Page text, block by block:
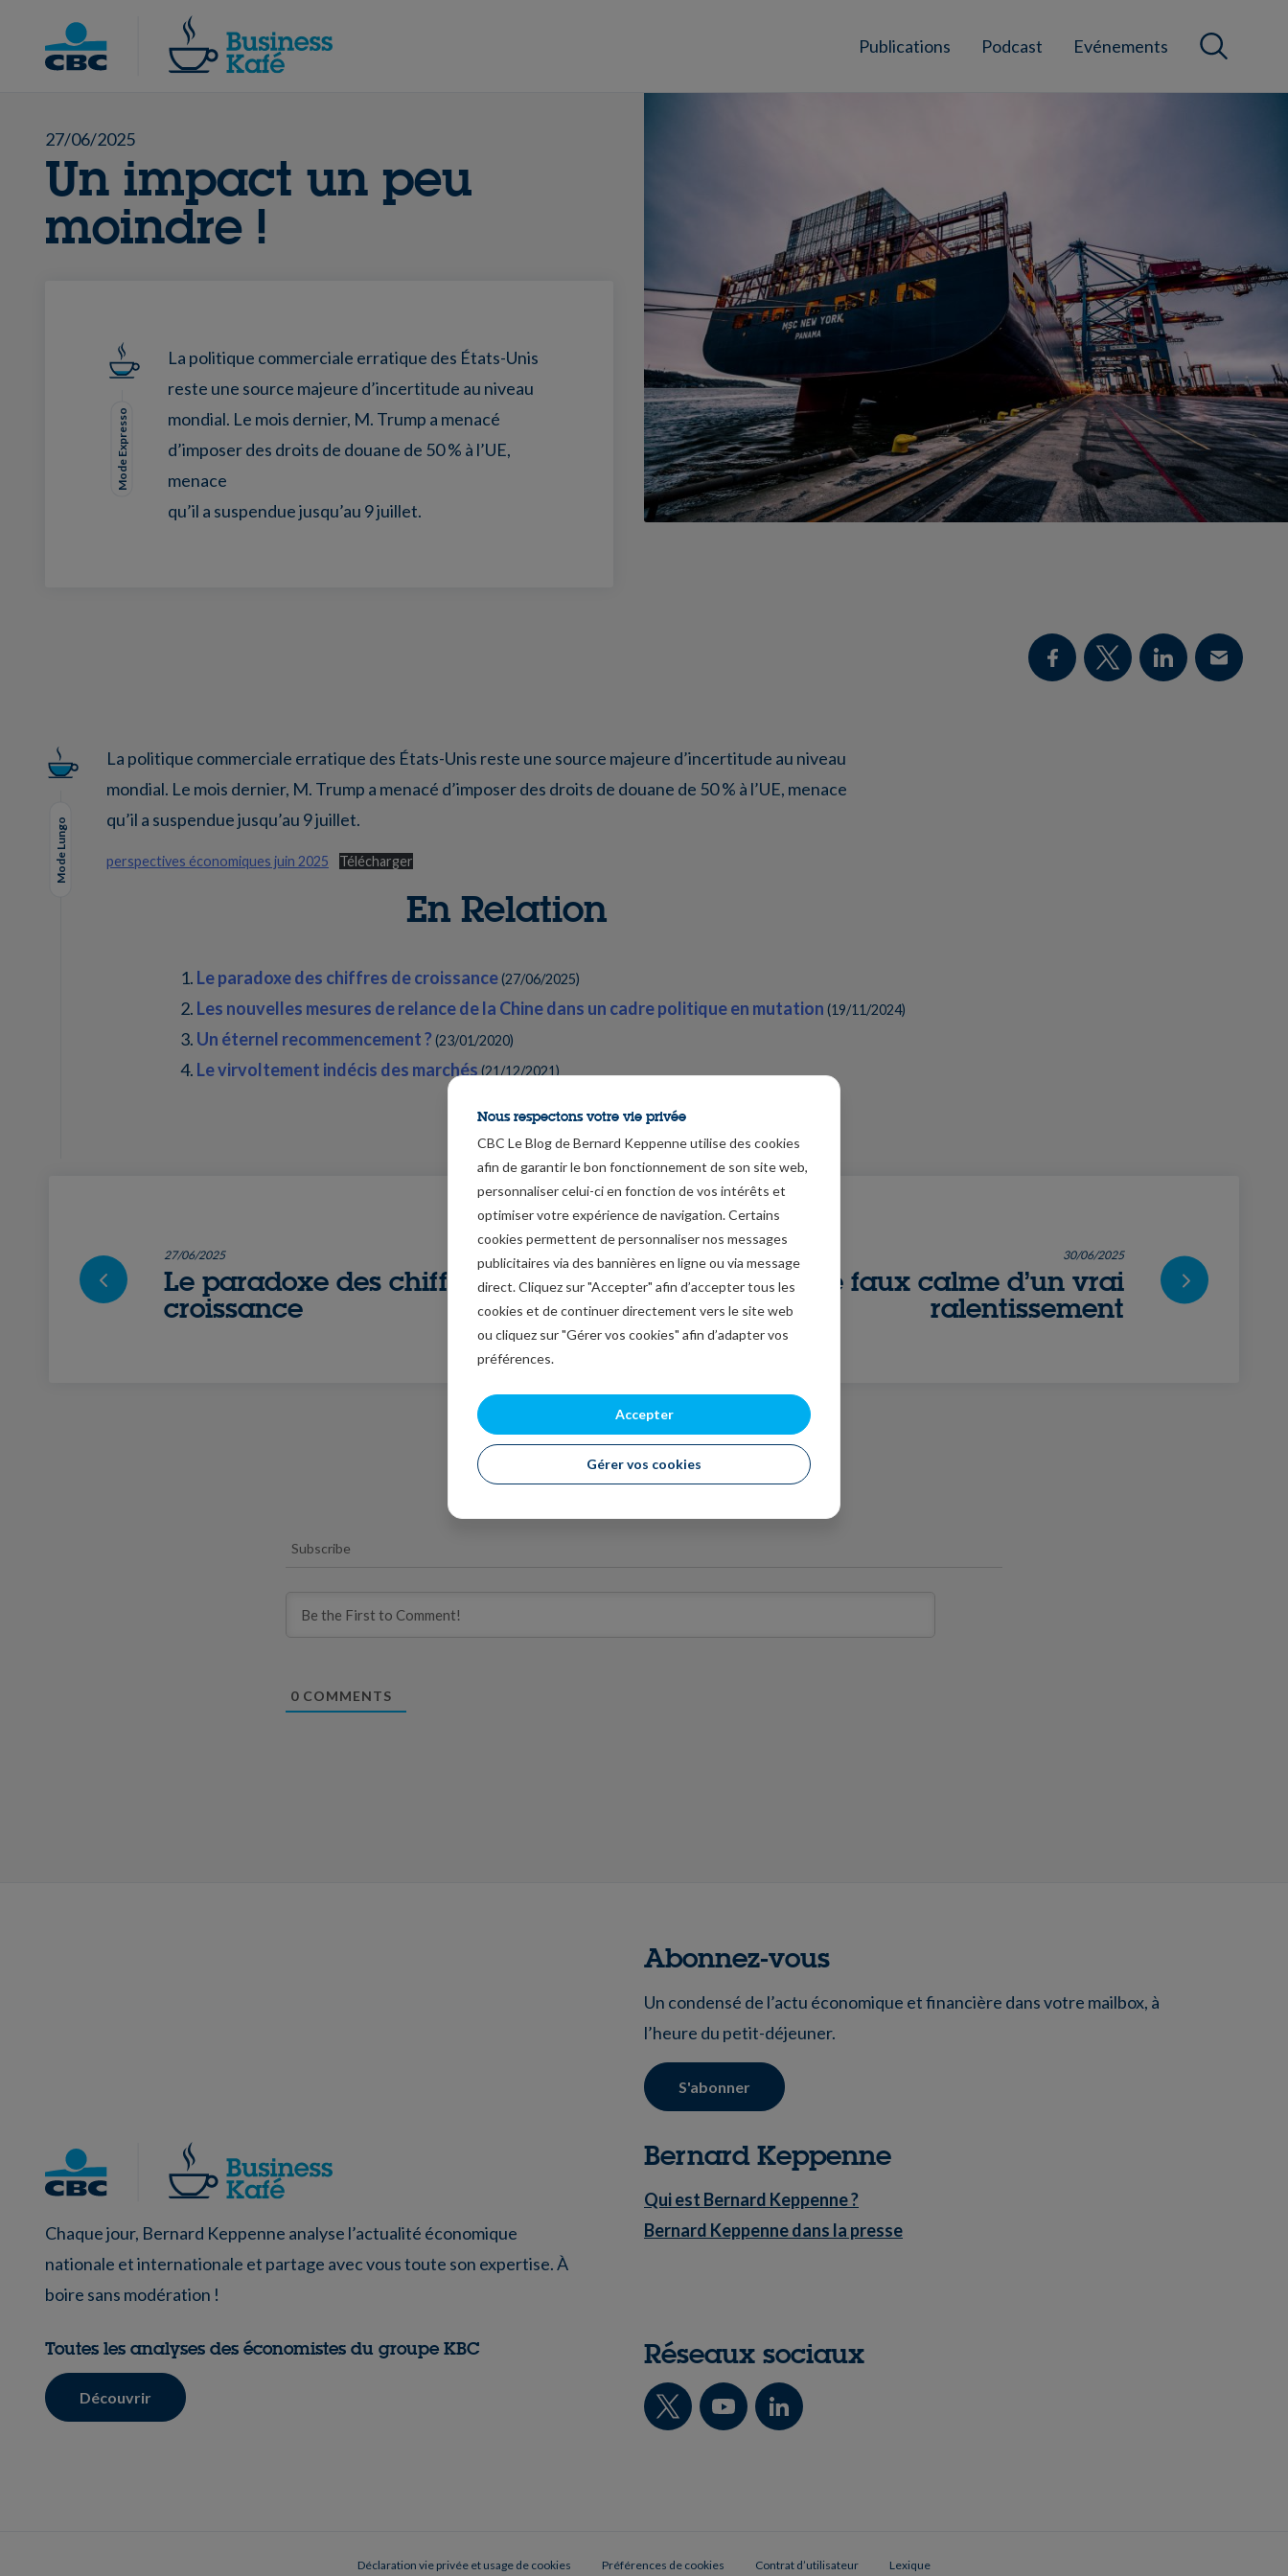
content
Publications Podcast Evénements
Chercher
27/06/2025
Un impact un peu
moindre !
Mode Expresso
La politique commerciale erratique des États-Unis
reste une source majeure d’incertitude au niveau
mondial. Le mois dernier, M. Trump a menacé
d’imposer des droits de douane de 50 % à l’UE,
menace
qu’il a suspendue jusqu’au 9 juillet.
Mode Lungo
La politique commerciale erratique des États-Unis reste une source majeure d’incertitude au niveau
mondial. Le mois dernier, M. Trump a menacé d’imposer des droits de douane de 50 % à l’UE, menace
qu’il a suspendue jusqu’au 9 juillet.
perspectives économiques juin 2025 Télécharger
En Relation
Le paradoxe des chiffres de croissance(27/06/2025)
Les nouvelles mesures de relance de la Chine dans un cadre politique en mutation (19/11/2024)
Un éternel recommencement ? (23/01/2020)
Le virvoltement indécis des marchés (21/12/2021)
27/06/2025
Le paradoxe des chiffres de
croissance
30/06/2025
Le faux calme d’un vrai
ralentissement
Subscribe
0 COMMENTS
Abonnez-vous
Un condensé de l’actu économique et financière dans votre mailbox, à
l’heure du petit-déjeuner.
S'abonner
Chaque jour, Bernard Keppenne analyse l’actualité économique
nationale et internationale et partage avec vous toute son expertise. À
boire sans modération !
Bernard Keppenne
Qui est Bernard Keppenne ?
Bernard Keppenne dans la presse
Toutes les analyses des économistes du groupe KBC
Découvrir
Réseaux sociaux
Déclaration vie privée et usage de cookies Préférences de cookies Contrat d’utilisateur Lexique
Nous respectons votre vie privée
CBC Le Blog de Bernard Keppenne utilise des cookies
afin de garantir le bon fonctionnement de son site web,
personnaliser celui-ci en fonction de vos intérêts et
optimiser votre expérience de navigation. Certains
cookies permettent de personnaliser nos messages
publicitaires via des bannières en ligne ou via message
direct. Cliquez sur "Accepter" afin d’accepter tous les
cookies et de continuer directement vers le site web
ou cliquez sur "Gérer vos cookies" afin d’adapter vos
préférences.
Accepter
Gérer vos cookies